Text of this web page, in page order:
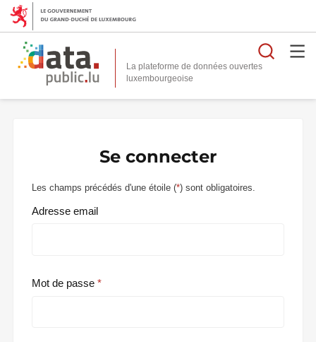
La plateforme de données ouvertes
Se connecter
Les champs précédés d'une étoile (*) sont obligatoires.
Adresse email
Mot de passe